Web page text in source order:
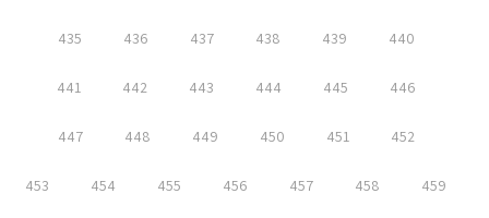
435 436 437 438 439 440
441 442 443 444 445 446
447 448 449 450 451 452
453 454 455 456 457 458 459